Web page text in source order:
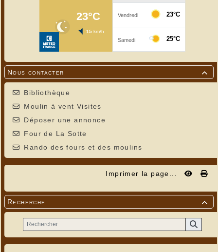

Nous contacter
Bibliothèque
Moulin à vent Visites
Déposer une annonce
Four de La Sotte
Rando des fours et des moulins
Imprimer la page...

Recherche